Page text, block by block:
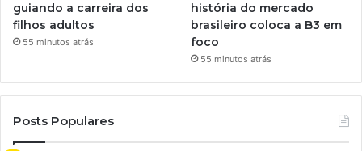
guiando a carreira dos
filhos adultos
55 minutos atrás
história do mercado
brasileiro coloca a B3 em
foco
55 minutos atrás
Posts Populares